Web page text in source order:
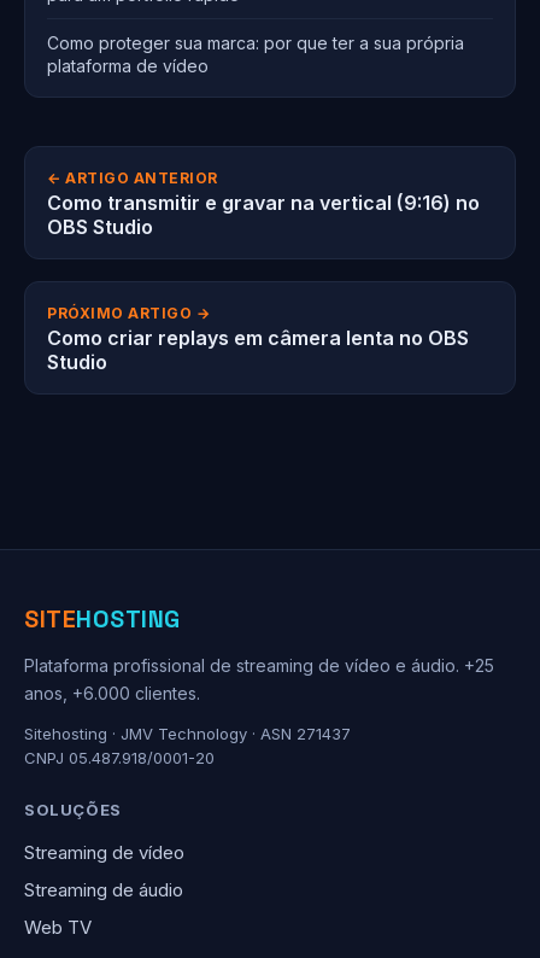
Como proteger sua marca: por que ter a sua própria
plataforma de vídeo
← ARTIGO ANTERIOR
Como transmitir e gravar na vertical (9:16) no
OBS Studio
PRÓXIMO ARTIGO →
Como criar replays em câmera lenta no OBS
Studio
SITEHOSTING
Plataforma profissional de streaming de vídeo e áudio. +25
anos, +6.000 clientes.
Sitehosting · JMV Technology · ASN 271437
CNPJ 05.487.918/0001-20
SOLUÇÕES
Streaming de vídeo
Streaming de áudio
Web TV